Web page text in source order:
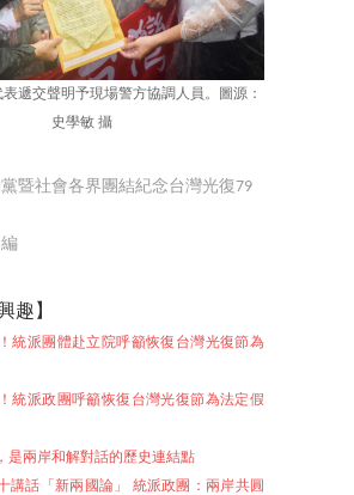
遞交聲明予現場警方協調人員。圖源：
史學敏 攝
暨社會各界團結紀念台灣光復79
趣】
統派團體赴立院呼籲恢復台灣光復節為
統派政團呼籲恢復台灣光復節為法定假
是兩岸和解對話的歷史連結點
講話「新兩國論」 統派政團：兩岸共圓